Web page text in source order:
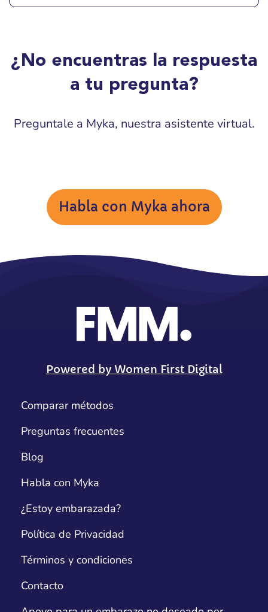
¿No encuentras la respuesta
a tu pregunta?
Preguntale a Myka, nuestra asistente virtual.
Habla con Myka ahora
Powered by Women First Digital
Comparar métodos
Preguntas frecuentes
Blog
Habla con Myka
¿Estoy embarazada?
Política de Privacidad
Términos y condiciones
Contacto